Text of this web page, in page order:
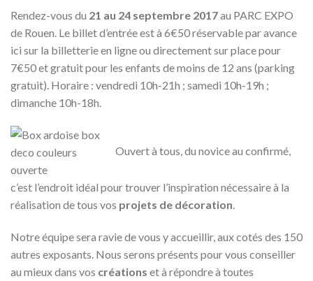
Rendez-vous du 21 au 24 septembre 2017au PARC EXPO
de Rouen. Le billet d’entrée est à 6€50 réservable par avance
ici sur la billetterie en ligne ou directement sur place pour
7€50 et gratuit pour les enfants de moins de 12 ans (parking
gratuit). Horaire : vendredi 10h-21h ; samedi 10h-19h ;
dimanche 10h-18h.
Ouvert à tous, du novice au confirmé,
c’est l’endroit idéal pour trouver l’inspiration nécessaire à la
réalisation de tous vos projets de décoration.
Notre équipe sera ravie de vous y accueillir, aux cotés des 150
autres exposants. Nous serons présents pour vous conseiller
au mieux dans vos créations et à répondre à toutes